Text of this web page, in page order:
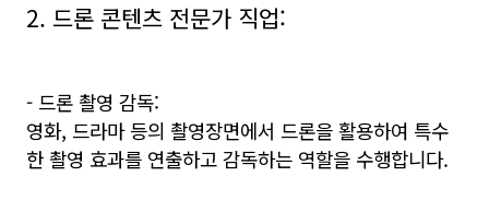
2. 드론 콘텐츠 전문가 직업:
- 드론 촬영 감독:
영화, 드라마 등의 촬영장면에서 드론을 활용하여 특수
한 촬영 효과를 연출하고 감독하는 역할을 수행합니다.